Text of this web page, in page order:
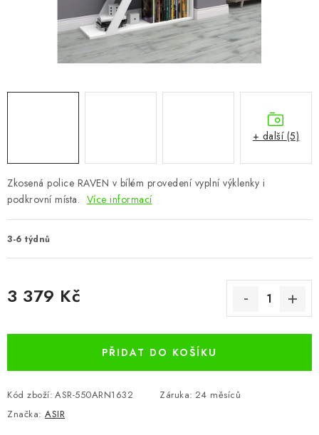
DOPLŇKY A DEKORACE
VÝPRODEJ
Kontakty
Zkosená police RAVEN v bílém provedení vyplní výklenky i
podkrovní místa. Více informací
3-6 týdnů
3 379 Kč
PŘIDAT DO KOŠÍKU
Kód zboží: ASR-550ARN1632 Záruka: 24 měsíců
Značka: ASIR
+ další (5)